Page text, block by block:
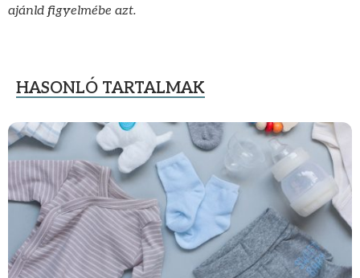
ajánld figyelmébe azt.
HASONLÓ TARTALMAK